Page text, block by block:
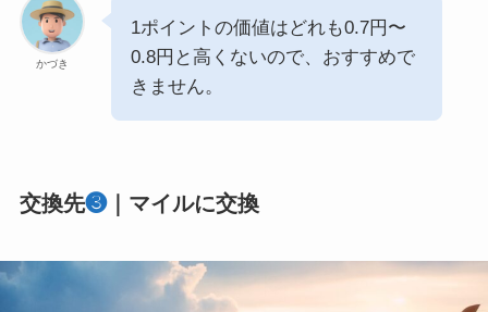
かづき
1ポイントの価値はどれも0.7円〜
0.8円と高くないので、おすすめで
きません。
交換先❸｜マイルに交換